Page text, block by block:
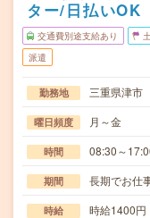
ター/日払いOK
交通費別途支給あり
派遣
勤務地 三重県津市
曜日頻度 月～金
時間 08:30～
期間 長期でお仕
時給 時給1400円